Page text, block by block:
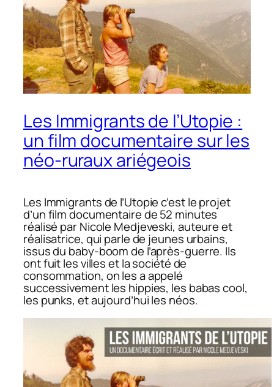
Les Immigrants de l’Utopie :
un film documentaire sur les
néo-ruraux ariégeois
Les Immigrants de l’Utopie c’est le projet
d’un film documentaire de 52 minutes
réalisé par Nicole Medjeveski, auteure et
réalisatrice, qui parle de jeunes urbains,
issus du baby-boom de l’après-guerre. Ils
ont fuit les villes et la société de
consommation, on les a appelé
successivement les hippies, les babas cool,
les punks, et aujourd’hui les néos.